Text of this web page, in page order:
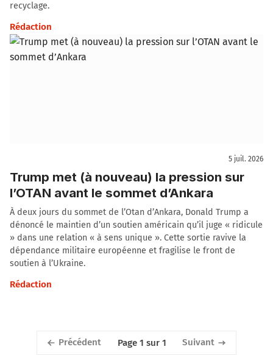
recyclage.
Rédaction
5 juil. 2026
Trump met (à nouveau) la pression sur
l’OTAN avant le sommet d’Ankara
À deux jours du sommet de l’Otan d’Ankara, Donald Trump a
dénoncé le maintien d’un soutien américain qu’il juge « ridicule
» dans une relation « à sens unique ». Cette sortie ravive la
dépendance militaire européenne et fragilise le front de
soutien à l’Ukraine.
Rédaction
Précédent Page 1 sur 1 Suivant